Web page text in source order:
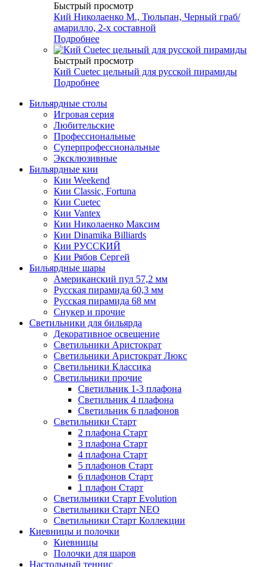
Быстрый просмотр
Кий Николаенко М., Тюльпан, Черный граб/
амарилло, 2-х составной
Подробнее
Быстрый просмотр
Кий Cuetec цельный для русской пирамиды
Подробнее
Бильярдные столы
Игровая серия
Любительские
Профессиональные
Суперпрофессиональные
Эксклюзивные
Бильярдные кии
Кии Weekend
Кии Classic, Fortuna
Кии Cuetec
Кии Vantex
Кии Николаенко Максим
Кии Dinamika Billiards
Кии РУССКИЙ
Кии Рябов Сергей
Бильярдные шары
Американский пул 57,2 мм
Русская пирамида 60,3 мм
Русская пирамида 68 мм
Снукер и прочие
Светильники для бильярда
Декоративное освещение
Светильники Аристократ
Светильники Аристократ Люкс
Светильники Классика
Светильники прочие
Светильник 1-3 плафона
Светильник 4 плафона
Светильник 6 плафонов
Светильники Старт
2 плафона Старт
3 плафона Старт
4 плафона Старт
5 плафонов Старт
6 плафонов Старт
1 плафон Старт
Светильники Старт Evolution
Светильники Старт NEO
Светильники Старт Коллекции
Киевницы и полочки
Киевницы
Полочки для шаров
Настольный теннис